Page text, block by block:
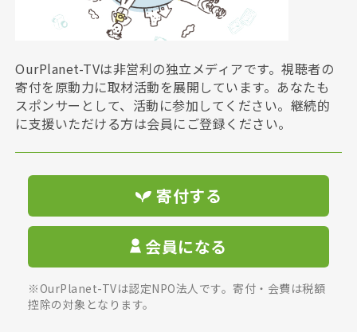
OurPlanet-TVは非営利の独立メディアです。視聴者の
寄付を原動力に取材活動を展開しています。あなたも
スポンサーとして、活動に参加してください。継続的
に支援いただける方は会員にご登録ください。
寄付する
会員になる
※OurPlanet-TVは認定NPO法人です。寄付・会費は税額
控除の対象となります。